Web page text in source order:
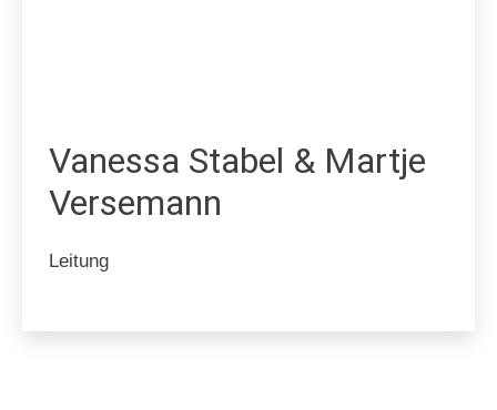
Vanessa Stabel & Martje
Versemann
Leitung